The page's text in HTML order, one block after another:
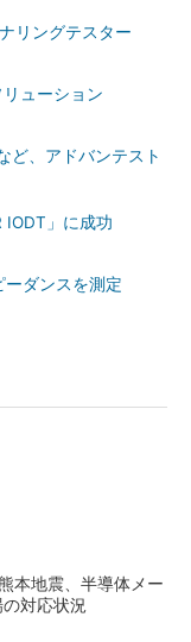
リングテスター
ューション
ど、アドバンテスト
IODT」に成功
ーダンスを測定
本地震、半導体メー
対応状況